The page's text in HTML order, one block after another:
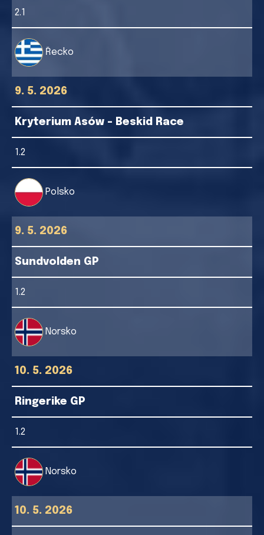
2.1
Řecko
9. 5. 2026
Kryterium Asów - Beskid Race
1.2
Polsko
9. 5. 2026
Sundvolden GP
1.2
Norsko
10. 5. 2026
Ringerike GP
1.2
Norsko
10. 5. 2026